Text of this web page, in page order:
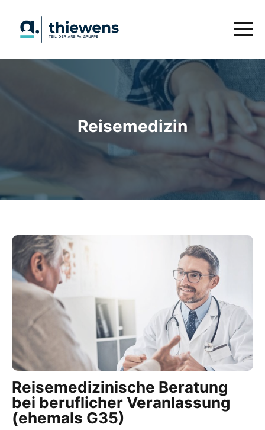
Reisemedizin
Reisemedizinische Beratung
bei beruflicher Veranlassung
(ehemals G35)